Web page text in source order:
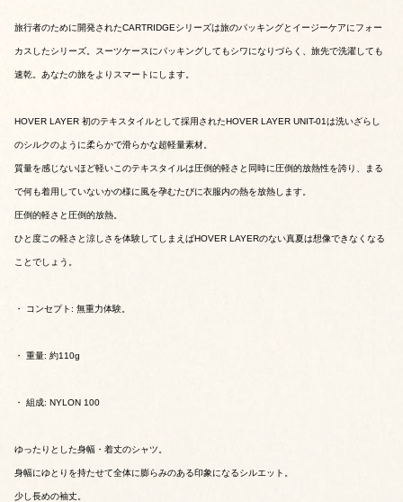
旅行者のために開発されたCARTRIDGEシリーズは旅のパッキングとイージーケアにフォー
カスしたシリーズ。スーツケースにパッキングしてもシワになりづらく、旅先で洗濯しても
速乾。あなたの旅をよりスマートにします。
HOVER LAYER 初のテキスタイルとして採用されたHOVER LAYER UNIT-01は洗いざらし
のシルクのように柔らかで滑らかな超軽量素材。
質量を感じないほど軽いこのテキスタイルは圧倒的軽さと同時に圧倒的放熱性を誇り、まる
で何も着用していないかの様に風を孕むたびに衣服内の熱を放熱します。
圧倒的軽さと圧倒的放熱。
ひと度この軽さと涼しさを体験してしまえばHOVER LAYERのない真夏は想像できなくなる
ことでしょう。
・ コンセプト: 無重力体験。
・ 重量: 約110g
・ 組成: NYLON 100
ゆったりとした身幅・着丈のシャツ。
身幅にゆとりを持たせて全体に膨らみのある印象になるシルエット。
少し長めの袖丈。